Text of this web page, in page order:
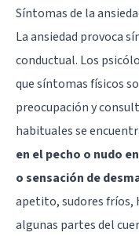
Síntomas de la
La ansiedad provoca
conductual. Los
que síntomas físicos
preocupación y
habituales se
en el pecho o nudo
o sensación de
apetito, sudores fríos,
algunas partes del